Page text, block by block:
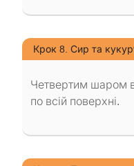
Крок 8. Сир та
Четвертим шаром
по всій поверхні.